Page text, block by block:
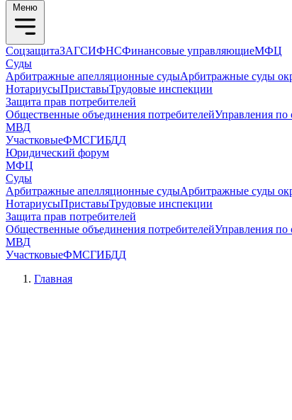
Меню
СоцзащитаЗАГСИФНСФинансовые управляющиеМФЦ
Суды
Арбитражные апелляционные судыАрбитражные суды
НотариусыПриставыТрудовые инспекции
Защита прав потребителей
Общественные объединения потребителейУправления по
МВД
УчастковыеФМСГИБДД
Юридический форум
МФЦ
Суды
Арбитражные апелляционные судыАрбитражные суды
НотариусыПриставыТрудовые инспекции
Защита прав потребителей
Общественные объединения потребителейУправления по
МВД
УчастковыеФМСГИБДД
Главная